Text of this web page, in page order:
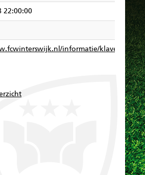
22:00:00
informatie/